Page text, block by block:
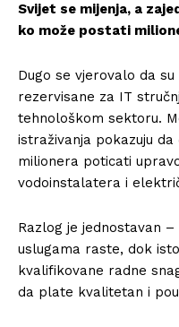
Svijet se mijenja, a
ko može postati
Dugo se vjerovalo da
rezervisane za IT
tehnološkom sektoru.
istraživanja pokazuju
milionera poticati
vodoinstalatera i
Razlog je jednostavan
uslugama raste, dok
kvalifikovane radne
da plate kvalitetan i